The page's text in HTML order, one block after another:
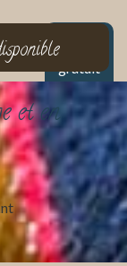
Devis
gratuit
et en